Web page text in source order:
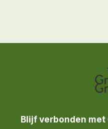
Blijf verbonden met